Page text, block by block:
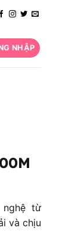
NHẬP
nghệ từ
và chịu